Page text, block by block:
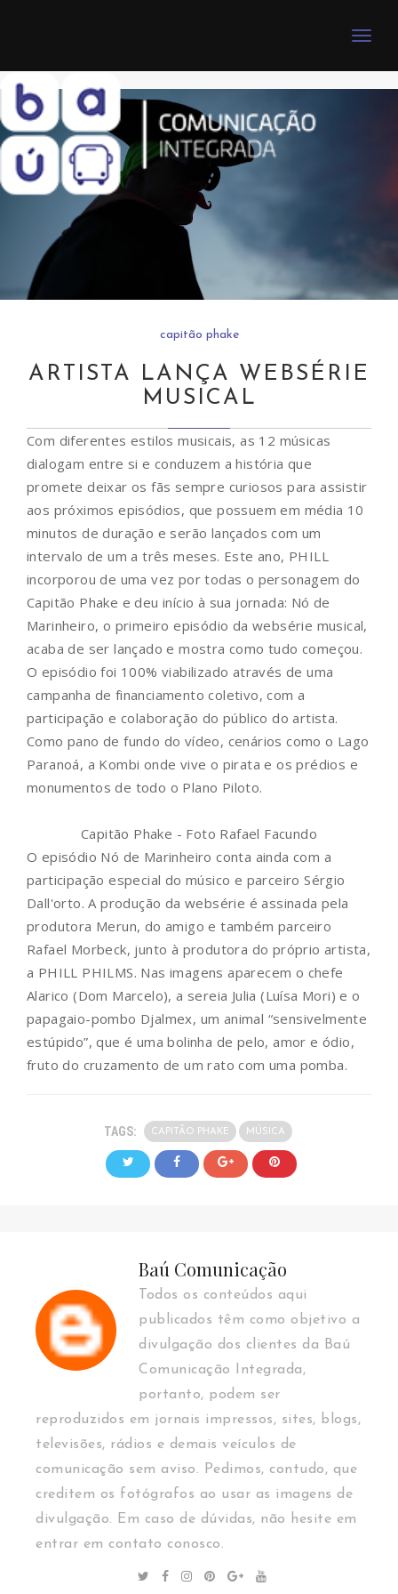
capitão phake
ARTISTA LANÇA WEBSÉRIE
MUSICAL
Com diferentes estilos musicais, as 12 músicas
dialogam entre si e conduzem a história que
promete deixar os fãs sempre curiosos para assistir
aos próximos episódios, que possuem em média 10
minutos de duração e serão lançados com um
intervalo de um a três meses. Este ano, PHILL
incorporou de uma vez por todas o personagem do
Capitão Phake e deu início à sua jornada: Nó de
Marinheiro, o primeiro episódio da websérie musical,
acaba de ser lançado e mostra como tudo começou.
O episódio foi 100% viabilizado através de uma
campanha de financiamento coletivo, com a
participação e colaboração do público do artista.
Como pano de fundo do vídeo, cenários como o Lago
Paranoá, a Kombi onde vive o pirata e os prédios e
monumentos de todo o Plano Piloto.
Capitão Phake - Foto Rafael Facundo
O episódio Nó de Marinheiro conta ainda com a
participação especial do músico e parceiro Sérgio
Dall'orto. A produção da websérie é assinada pela
produtora Merun, do amigo e também parceiro
Rafael Morbeck, junto à produtora do próprio artista,
a PHILL PHILMS. Nas imagens aparecem o chefe
Alarico (Dom Marcelo), a sereia Julia (Luísa Mori) e o
papagaio-pombo Djalmex, um animal “sensivelmente
estúpido”, que é uma bolinha de pelo, amor e ódio,
fruto do cruzamento de um rato com uma pomba.
TAGS: CAPITÃO PHAKE MÚSICA
Baú Comunicação
Todos os conteúdos aqui
publicados têm como objetivo a
divulgação dos clientes da Baú
Comunicação Integrada,
portanto, podem ser
reproduzidos em jornais impressos, sites, blogs,
televisões, rádios e demais veículos de
comunicação sem aviso. Pedimos, contudo, que
creditem os fotógrafos ao usar as imagens de
divulgação. Em caso de dúvidas, não hesite em
entrar em contato conosco.